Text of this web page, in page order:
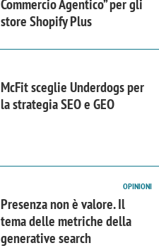
Commercio Agentico” per gli
store Shopify Plus
McFit sceglie Underdogs per
la strategia SEO e GEO
OPINIONI
Presenza non è valore. Il
tema delle metriche della
generative search